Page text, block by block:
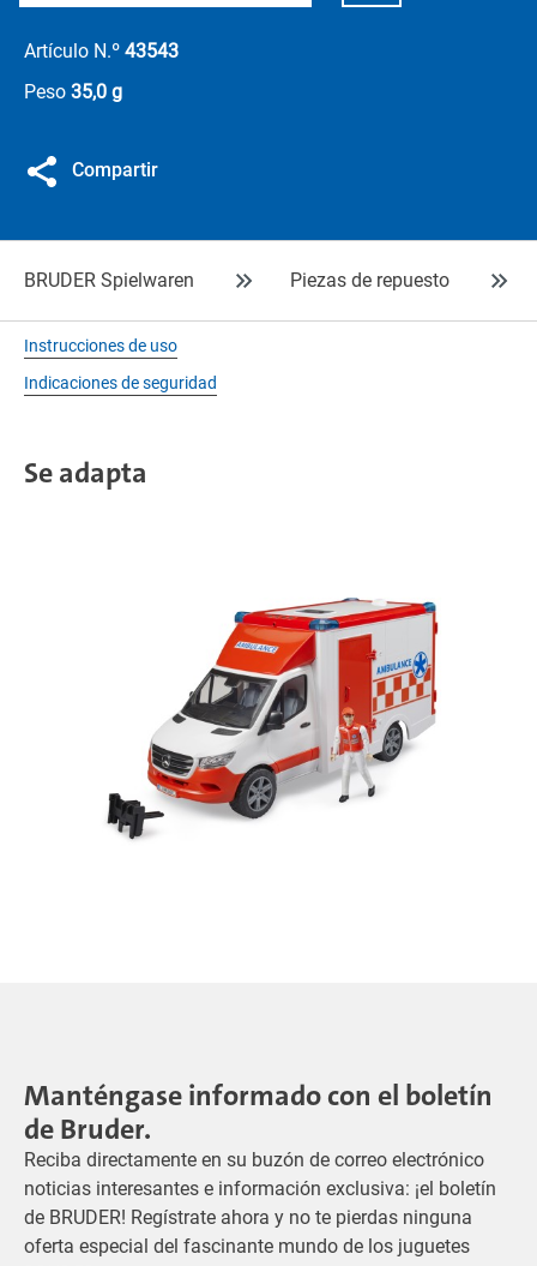
Artículo N.º 43543
Peso 35,0 g
Compartir
BRUDER Spielwaren Piezas de repuesto
Instrucciones de uso
Indicaciones de seguridad
Se adapta
Manténgase informado con el boletín
de Bruder.
Reciba directamente en su buzón de correo electrónico
noticias interesantes e información exclusiva: ¡el boletín
de BRUDER! Regístrate ahora y no te pierdas ninguna
oferta especial del fascinante mundo de los juguetes